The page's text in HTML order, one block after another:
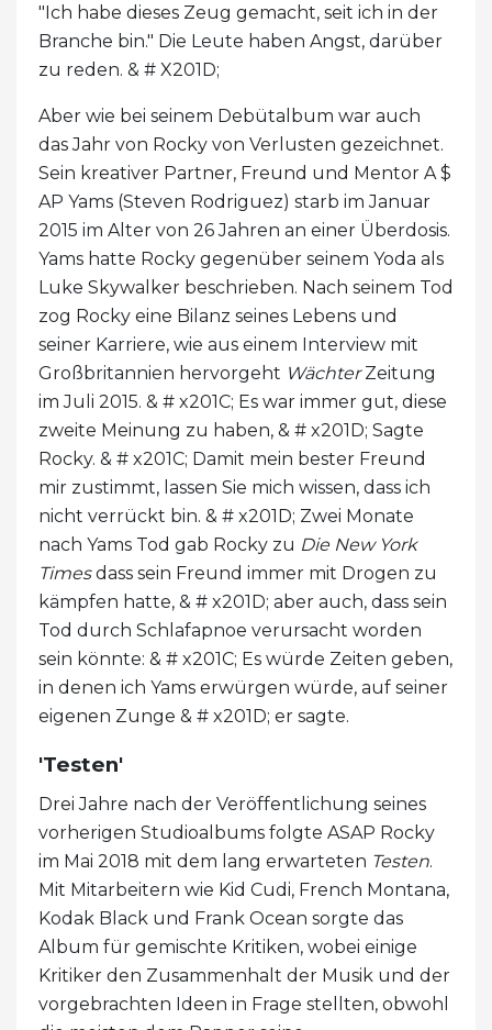
"Ich habe dieses Zeug gemacht, seit ich in der
Branche bin." Die Leute haben Angst, darüber
zu reden. & # X201D;
Aber wie bei seinem Debütalbum war auch
das Jahr von Rocky von Verlusten gezeichnet.
Sein kreativer Partner, Freund und Mentor A $
AP Yams (Steven Rodriguez) starb im Januar
2015 im Alter von 26 Jahren an einer Überdosis.
Yams hatte Rocky gegenüber seinem Yoda als
Luke Skywalker beschrieben. Nach seinem Tod
zog Rocky eine Bilanz seines Lebens und
seiner Karriere, wie aus einem Interview mit
Großbritannien hervorgeht WächterZeitung
im Juli 2015. & # x201C; Es war immer gut, diese
zweite Meinung zu haben, & # x201D; Sagte
Rocky. & # x201C; Damit mein bester Freund
mir zustimmt, lassen Sie mich wissen, dass ich
nicht verrückt bin. & # x201D; Zwei Monate
nach Yams Tod gab Rocky zu Die New York
Timesdass sein Freund immer mit Drogen zu
kämpfen hatte, & # x201D; aber auch, dass sein
Tod durch Schlafapnoe verursacht worden
sein könnte: & # x201C; Es würde Zeiten geben,
in denen ich Yams erwürgen würde, auf seiner
eigenen Zunge & # x201D; er sagte.
'Testen'
Drei Jahre nach der Veröffentlichung seines
vorherigen Studioalbums folgte ASAP Rocky
im Mai 2018 mit dem lang erwarteten Testen.
Mit Mitarbeitern wie Kid Cudi, French Montana,
Kodak Black und Frank Ocean sorgte das
Album für gemischte Kritiken, wobei einige
Kritiker den Zusammenhalt der Musik und der
vorgebrachten Ideen in Frage stellten, obwohl